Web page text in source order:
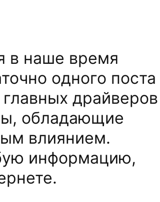
в наше время
одного поста
драйверов
обладающие
влиянием.
информацию,